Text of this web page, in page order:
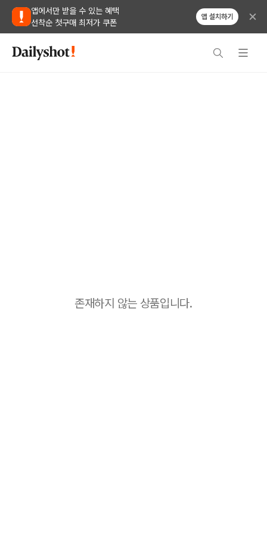
앱에서만 받을 수 있는 혜택
선착순 첫구매 최저가 쿠폰
앱 설치하기
존재하지 않는 상품입니다.